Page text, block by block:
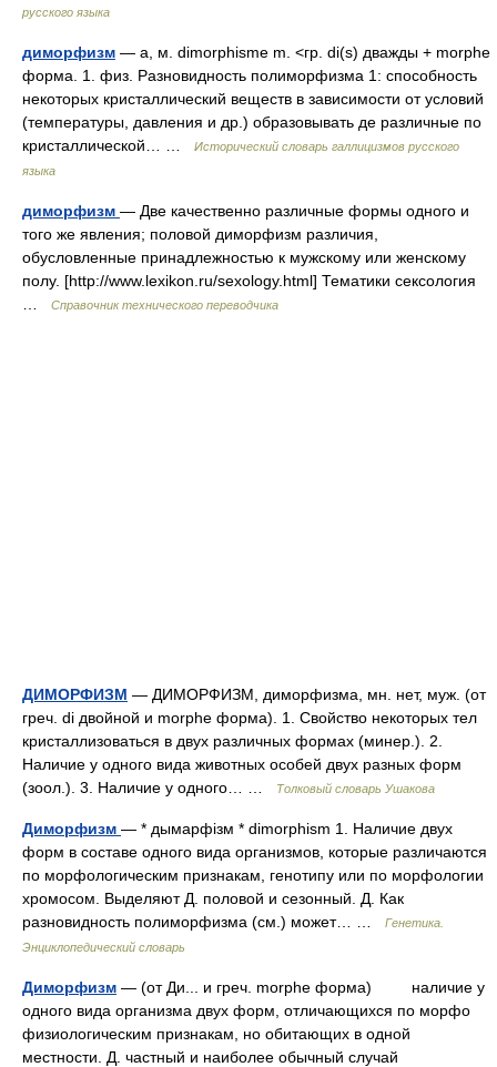
русского языка
диморфизм — а, м. dimorphisme m. <гр. di(s) дважды + morphe
форма. 1. физ. Разновидность полиморфизма 1: способность
некоторых кристаллический веществ в зависимости от условий
(температуры, давления и др.) образовывать де различные по
кристаллической… …
Исторический словарь галлицизмов русского
языка
диморфизм — Две качественно различные формы одного и
того же явления; половой диморфизм различия,
обусловленные принадлежностью к мужскому или женскому
полу. [http://www.lexikon.ru/sexology.html] Тематики сексология
Справочник технического переводчика
ДИМОРФИЗМ — ДИМОРФИЗМ, диморфизма, мн. нет, муж. (от
греч. di двойной и morphe форма). 1. Свойство некоторых тел
кристаллизоваться в двух различных формах (минер.). 2.
Наличие у одного вида животных особей двух разных форм
(зоол.). 3. Наличие у одного… …
Толковый словарь Ушакова
Диморфизм — * дымарфізм * dimorphism 1. Наличие двух
форм в составе одного вида организмов, которые различаются
по морфологическим признакам, генотипу или по морфологии
хромосом. Выделяют Д. половой и сезонный. Д. Как
разновидность полиморфизма (см.) может… …
Генетика.
Энциклопедический словарь
Диморфизм — (от Ди... и греч. morphe форма) наличие у
одного вида организма двух форм, отличающихся по морфо
физиологическим признакам, но обитающих в одной
местности. Д. частный и наиболее обычный случай